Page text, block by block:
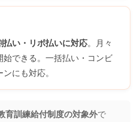
払い・リボ払いに対応。月々
できる。一括払い・コンビ
にも対応。
育訓練給付制度の対象外で